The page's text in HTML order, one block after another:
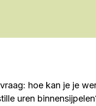
hoe kan je je
uren